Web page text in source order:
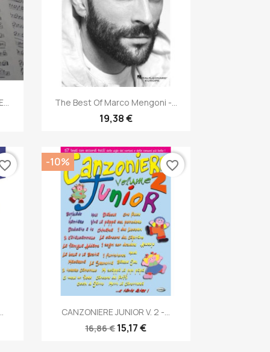
Anteprima
The Best Of Marco Mengoni -...
19,38 €
Anteprima
CANZONIERE JUNIOR V. 2 -...
16,86 €15,17 €
-10% favorite_border